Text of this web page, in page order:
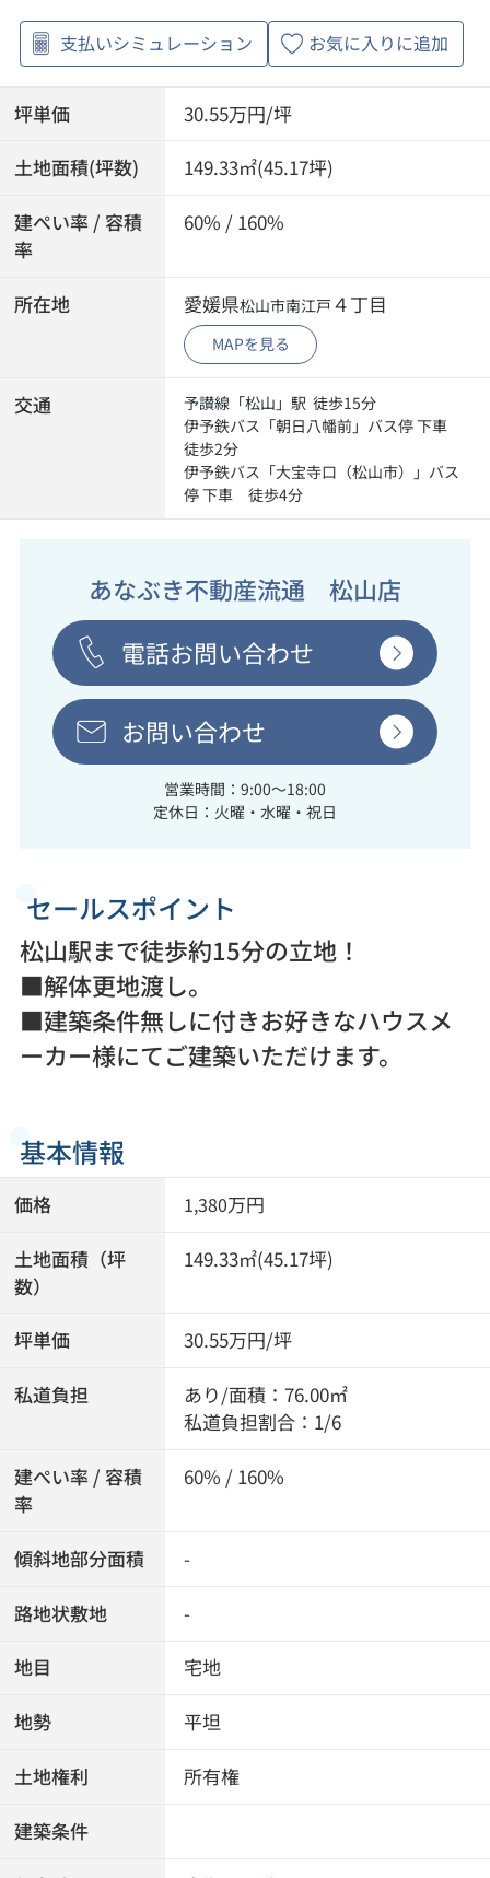
支払いシミュレーション お気に入りに追加
坪単価 30.55万円/坪
土地面積(坪数) 149.33㎡(45.17坪)
建ぺい率 / 容積
率
60% / 160%
所在地 愛媛県松山市南江戸 ４丁目
MAPを見る
交通 予讃線 「松山 」駅 徒歩15分
伊予鉄バス「朝日八幡前」バス停 下車
徒歩2分
伊予鉄バス「大宝寺口（松山市）」バス
停 下車 徒歩4分
あなぶき不動産流通 松山店
電話お問い合わせ
お問い合わせ
営業時間：9:00～18:00
定休日：火曜・水曜・祝日
セールスポイント
松山駅まで徒歩約15分の立地！
■解体更地渡し。
■建築条件無しに付きお好きなハウスメ
ーカー様にてご建築いただけます。
基本情報
価格 1,380万円
土地面積（坪
数）
149.33㎡(45.17坪)
坪単価 30.55万円/坪
私道負担
あり/面積：76.00㎡
私道負担割合：1/6
建ぺい率 / 容積
率
60% / 160%
傾斜地部分面積 -
路地状敷地 -
地目 宅地
地勢 平坦
土地権利 所有権
建築条件